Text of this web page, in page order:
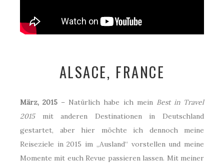
ALSACE, FRANCE
März, 2015 – Natürlich habe ich mein Best in Travel
2015mit anderen Destinationen in Deutschland
gestartet, aber hier möchte ich dennoch meine
Reiseziele in 2015 im „Ausland“ vorstellen und meine
Momente mit euch Revue passieren lassen. Mit meiner